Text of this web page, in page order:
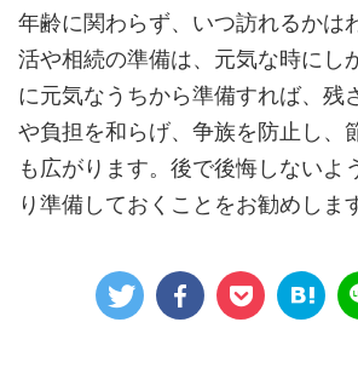
年齢に関わらず、いつ訪れるかは
活や相続の準備は、元気な時にし
に元気なうちから準備すれば、残
や負担を和らげ、争族を防止し、
も広がります。後で後悔しないよ
り準備しておくことをお勧めしま